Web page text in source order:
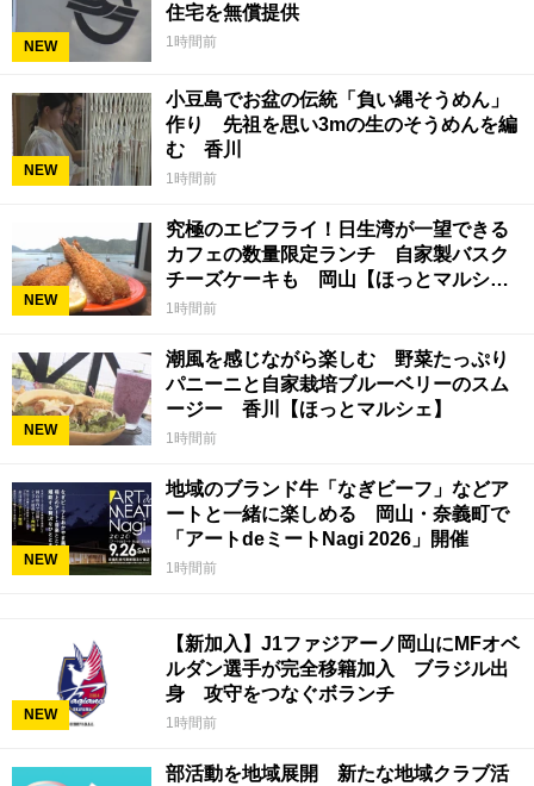
NEW
住宅を無償提供
1時間前
NEW
小豆島でお盆の伝統「負い縄そうめん」
作り 先祖を思い3mの生のそうめんを編
む 香川
1時間前
NEW
究極のエビフライ！日生湾が一望できる
カフェの数量限定ランチ 自家製バスク
チーズケーキも 岡山【ほっとマルシ
ェ】
1時間前
NEW
潮風を感じながら楽しむ 野菜たっぷり
パニーニと自家栽培ブルーベリーのスム
ージー 香川【ほっとマルシェ】
1時間前
NEW
地域のブランド牛「なぎビーフ」などア
ートと一緒に楽しめる 岡山・奈義町で
「アートdeミートNagi 2026」開催
1時間前
NEW
【新加入】J1ファジアーノ岡山にMFオベ
ルダン選手が完全移籍加入 ブラジル出
身 攻守をつなぐボランチ
1時間前
部活動を地域展開 新たな地域クラブ活